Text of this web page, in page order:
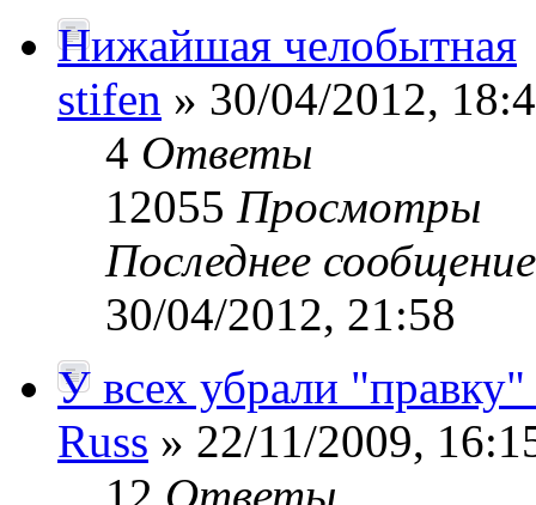
Нижайшая челобытная
stifen » 30/04/2012,
4 Ответы
12055 Просмотры
Последнее
30/04/2012, 21:58
У всех убрали
Russ » 22/11/2009,